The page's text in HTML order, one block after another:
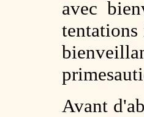
avec
tentations
Avant